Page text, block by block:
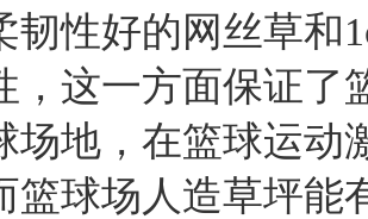
韧性好的网丝草和
，这一方面保证了
场地，在篮球运动
篮球场人造草坪能